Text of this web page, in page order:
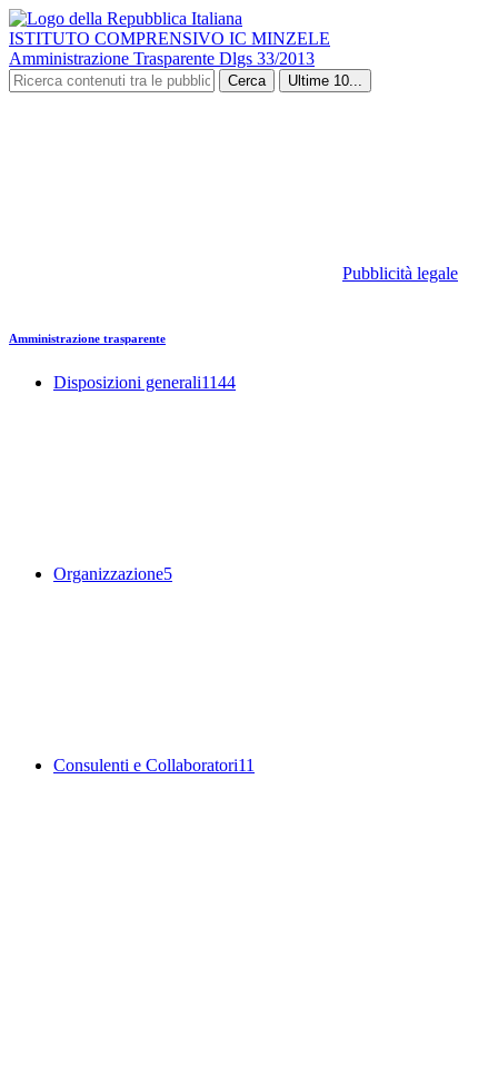
ISTITUTO COMPRENSIVO IC MINZELE
Amministrazione Trasparente Dlgs 33/2013
Cerca Ultime 10...
Pubblicità legale
Amministrazione trasparente
Disposizioni generali1144
Organizzazione5
Consulenti e Collaboratori11